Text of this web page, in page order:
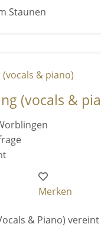
Staunen
(vocals &
Merken
& Piano)